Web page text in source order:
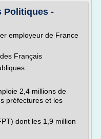
Politiques -
employeur de France
Français
:
2,4 millions de
préfectures et les
dont les 1,9 million